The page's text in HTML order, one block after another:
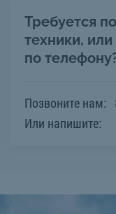
Требуется
техники, или
по
Позвоните нам:
Или напишите: